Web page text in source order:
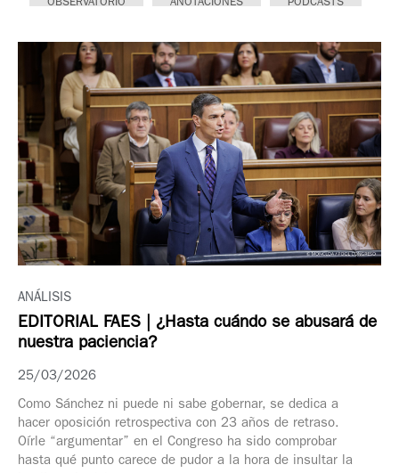
OBSERVATORIO ANOTACIONES PODCASTS
ANÁLISIS
EDITORIAL FAES | ¿Hasta cuándo se abusará de
nuestra paciencia?
25/03/2026
Como Sánchez ni puede ni sabe gobernar, se dedica a
hacer oposición retrospectiva con 23 años de retraso.
Oírle “argumentar” en el Congreso ha sido comprobar
hasta qué punto carece de pudor a la hora de insultar la